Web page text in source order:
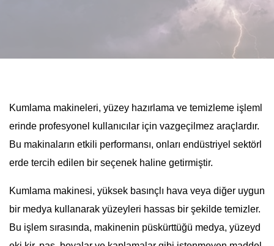
Kumlama makineleri, yüzey hazırlama ve temizleme işleml
erinde profesyonel kullanıcılar için vazgeçilmez araçlardır.
Bu makinaların etkili performansı, onları endüstriyel sektörl
erde tercih edilen bir seçenek haline getirmiştir.
Kumlama makinesi, yüksek basınçlı hava veya diğer uygun
bir medya kullanarak yüzeyleri hassas bir şekilde temizler.
Bu işlem sırasında, makinenin püskürttüğü medya, yüzeyd